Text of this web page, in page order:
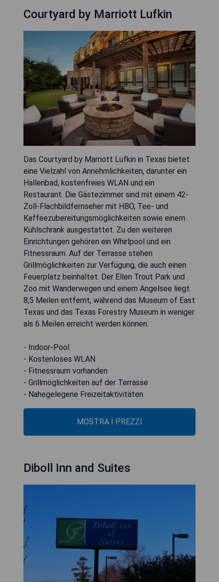
Courtyard by Marriott Lufkin
Das Courtyard by Marriott Lufkin in Texas bietet
eine Vielzahl von Annehmlichkeiten, darunter ein
Hallenbad, kostenfreies WLAN und ein
Restaurant. Die Gästezimmer sind mit einem 42-
Zoll-Flachbildfernseher mit HBO, Tee- und
Kaffeezubereitungsmöglichkeiten sowie einem
Kühlschrank ausgestattet. Zu den weiteren
Einrichtungen gehören ein Whirlpool und ein
Fitnessraum. Auf der Terrasse stehen
Grillmöglichkeiten zur Verfügung, die auch einen
Feuerplatz beinhaltet. Der Ellen Trout Park und
Zoo mit Wanderwegen und einem Angelsee liegt
8,5 Meilen entfernt, während das Museum of East
Texas und das Texas Forestry Museum in weniger
als 6 Meilen erreicht werden können.
- Indoor-Pool
- Kostenloses WLAN
- Fitnessraum vorhanden
- Grillmöglichkeiten auf der Terrasse
- Nahegelegene Freizeitaktivitäten
MOSTRA I PREZZI
Diboll Inn and Suites